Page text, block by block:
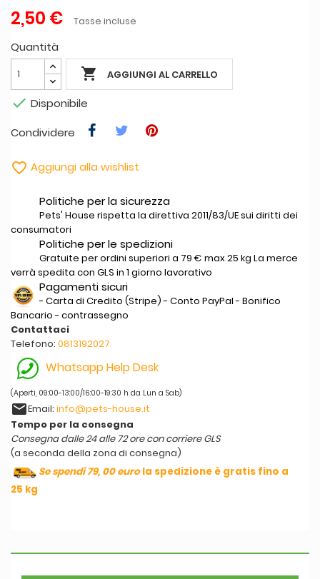
2,50 € Tasse incluse
Quantità
 AGGIUNGI AL CARRELLO
 Disponibile
Condividere
 Aggiungi alla wishlist
Politiche per la sicurezza
Pets' House rispetta la direttiva 2011/83/UE sui diritti dei
consumatori
Politiche per le spedizioni
Gratuite per ordini superiori a 79 € max 25 kg La merce
verrà spedita con GLS in 1 giorno lavorativo
Pagamenti sicuri
- Carta di Credito (Stripe) - Conto PayPal - Bonifico
Bancario - contrassegno
Contattaci
Telefono: 0813192027
Whatsapp Help Desk
(Aperti, 09:00-13:00/16:00-19:30 h da Lun a Sab)
emailEmail: info@pets-house.it
Tempo per la consegna
Consegna dalle 24 alle 72 ore con corriere GLS
(a seconda della zona di consegna)
Se spendi 79, 00 eurola spedizione è gratis fino a
25 kg